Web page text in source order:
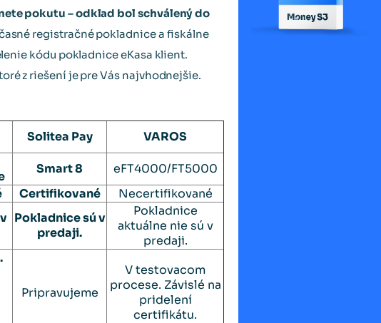
pokutu – odklad bol schválený do
registračné pokladnice a fiskálne
kódu pokladnice eKasa klient.
z riešení je pre Vás najvhodnejšie.
Solitea Pay VAROS
Smart 8
eFT4000/FT5000
Certifikované Necertifikované
Pokladnice sú v
predaji.
Pokladnice
aktuálne nie sú v
predaji.
Pripravujeme
V testovacom
procese. Závislé na
pridelení
certifikátu.